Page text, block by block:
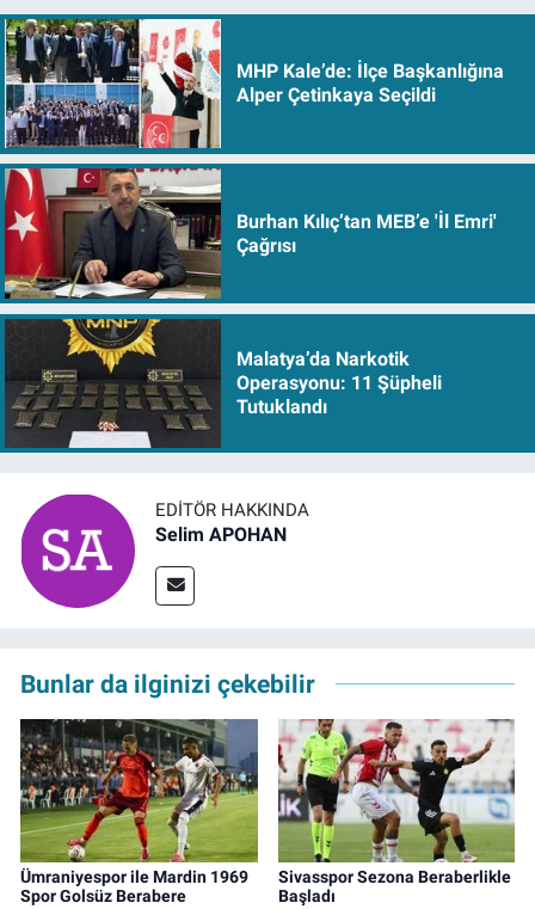
MHP Kale’de: İlçe Başkanlığına
Alper Çetinkaya Seçildi
Burhan Kılıç’tan MEB’e 'İl Emri'
Çağrısı
Malatya’da Narkotik
Operasyonu: 11 Şüpheli
Tutuklandı
EDITÖR HAKKINDA
Selim APOHAN
Bunlar da ilginizi çekebilir
Ümraniyespor ile Mardin 1969
Spor Golsüz Berabere
Sivasspor Sezona Beraberlikle
Başladı